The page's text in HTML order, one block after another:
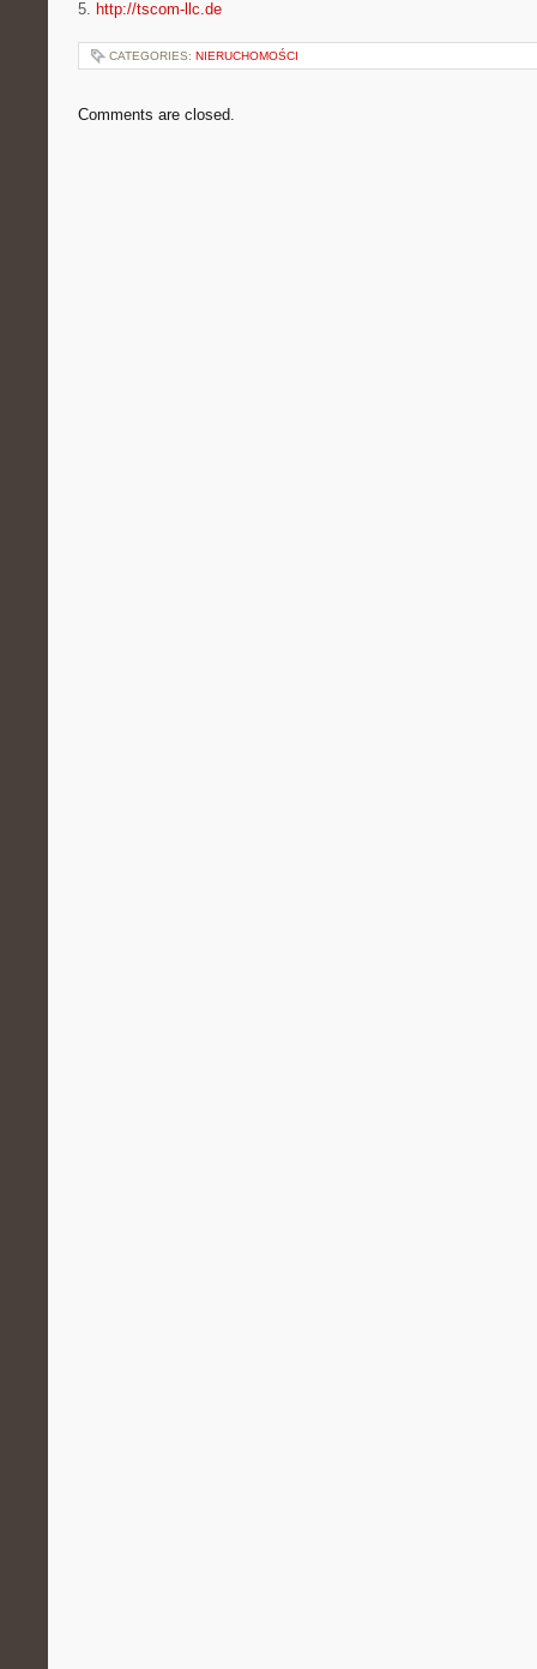
5. http://tscom-llc.de
CATEGORIES: NIERUCHOMOŚCI
Comments are closed.